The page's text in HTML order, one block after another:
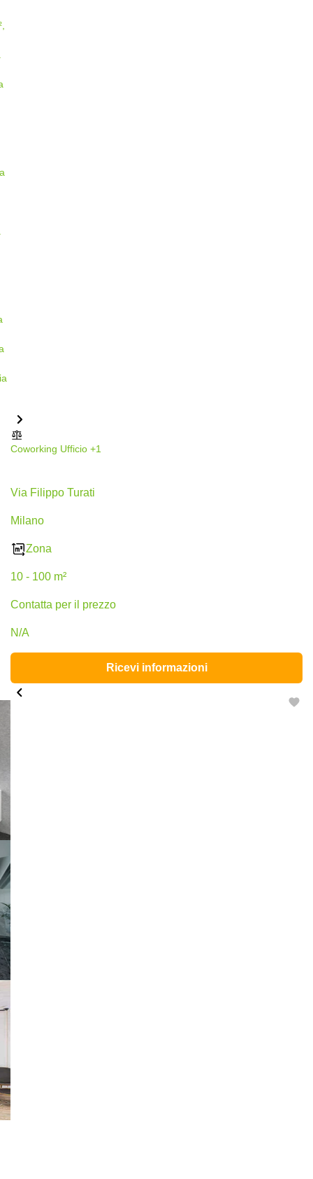
Coworking Ufficio +1
Via Filippo Turati
Milano
Zona
10 - 100 m²
Сontatta per il prezzo
N/A
Ricevi informazioni